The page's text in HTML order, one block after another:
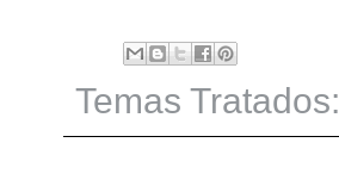
Temas Tratados: